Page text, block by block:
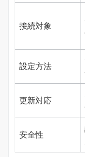
接続対象
設定方法
更新対応
安全性